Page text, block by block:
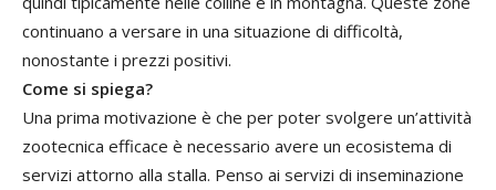
continuano a versare in una situazione di difficoltà,
nonostante i prezzi positivi.
Come si spiega?
Una prima motivazione è che per poter svolgere un’attività
zootecnica efficace è necessario avere un ecosistema di
servizi attorno alla stalla. Penso ai servizi di inseminazione